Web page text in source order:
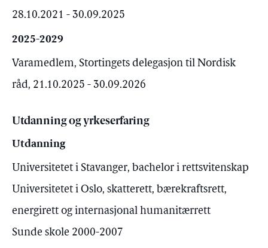
28.10.2021 - 30.09.2025
2025-2029
Varamedlem, Stortingets delegasjon til Nordisk
råd, 21.10.2025 - 30.09.2026
Utdanning og yrkeserfaring
Utdanning
Universitetet i Stavanger, bachelor i rettsvitenskap
Universitetet i Oslo, skatterett, bærekraftsrett,
energirett og internasjonal humanitærrett
Sunde skole 2000-2007